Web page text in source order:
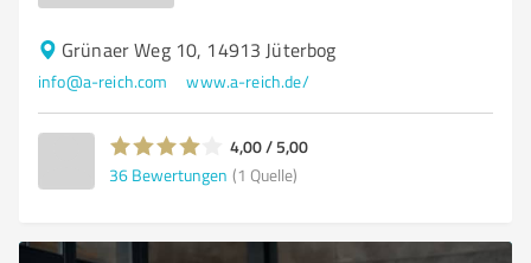
Grünaer Weg 10, 14913 Jüterbog
info@a-reich.com www.a-reich.de/
4,00 / 5,00
36 Bewertungen (1 Quelle)